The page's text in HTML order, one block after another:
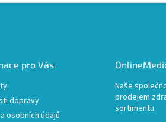
pro Vás
dopravy
osobních údajů
Naše
prodejem
sortimentu.